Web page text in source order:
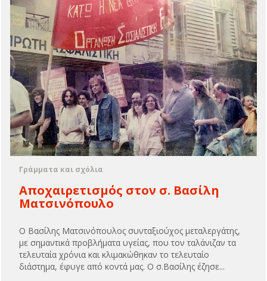
Γράμματα και σχόλια
Αποχαιρετισμός στον σ. Βασίλη
Ματσινόπουλο
Ο Βασίλης Ματσινόπουλος συνταξιούχος μεταλεργάτης,
με σημαντικά προβλήματα υγείας, που τον ταλάνιζαν τα
τελευταία χρόνια και κλιμακώθηκαν το τελευταίο
διάστημα, έφυγε από κοντά μας. Ο σ.Βασίλης έζησε...